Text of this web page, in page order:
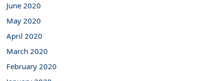
June 2020
May 2020
April 2020
March 2020
February 2020